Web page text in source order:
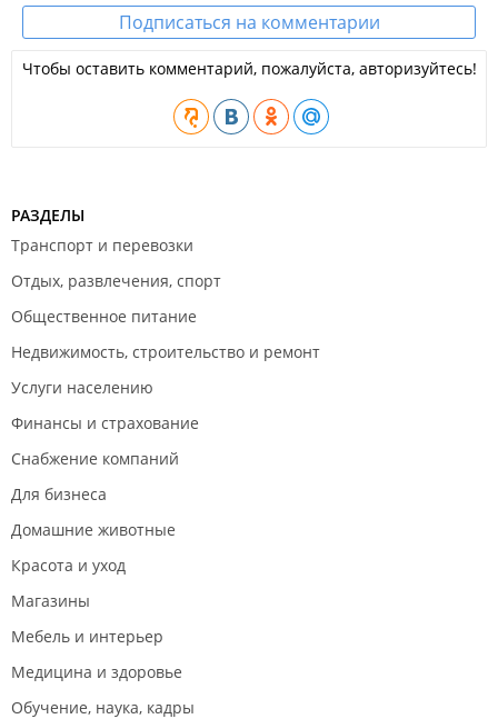
Подписаться на комментарии
Чтобы оставить комментарий, пожалуйста, авторизуйтесь!
РАЗДЕЛЫ
Транспорт и перевозки
Отдых, развлечения, спорт
Общественное питание
Недвижимость, строительство и ремонт
Услуги населению
Финансы и страхование
Снабжение компаний
Для бизнеса
Домашние животные
Красота и уход
Магазины
Мебель и интерьер
Медицина и здоровье
Обучение, наука, кадры